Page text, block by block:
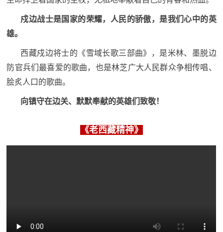
防
弟
兵
防
国
戍边战士是国家的荣耀，人民的骄傲，是我们心中的英
雄。
西藏戍边将士的《雪域长歌三部曲》，是米林、墨脱边
防官兵们最喜爱的歌曲，也是林芝广大人民群众争相传唱、
脍炙人口的歌曲。
向镇守在边关、默默奉献的英雄们致敬！
《老西藏精神》